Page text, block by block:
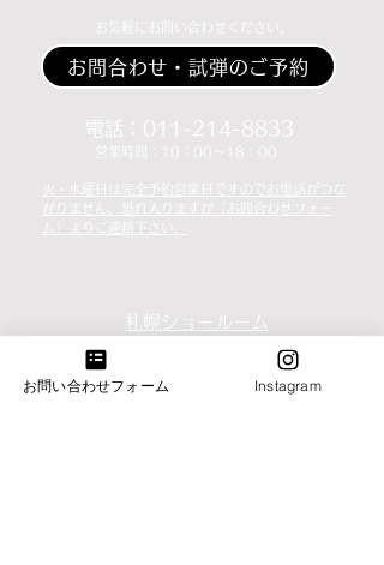
​お気軽にお問い合わせください。
お問合わせ・試弾のご予約
​​電話：011-214-8833
​​営業時間：10：00～18：00
火・水曜日は完全予約営業日ですのでお電話がつな
がりません。恐れ入りますが「お問合わせフォー
ム」よりご連絡下さい。
札幌ショールーム
​札幌市中央区南3条西7丁目6-2井関ビル
​電話：011-214-8833 火・水曜日（完全予約営業）
お問い合わせフォーム Instagram